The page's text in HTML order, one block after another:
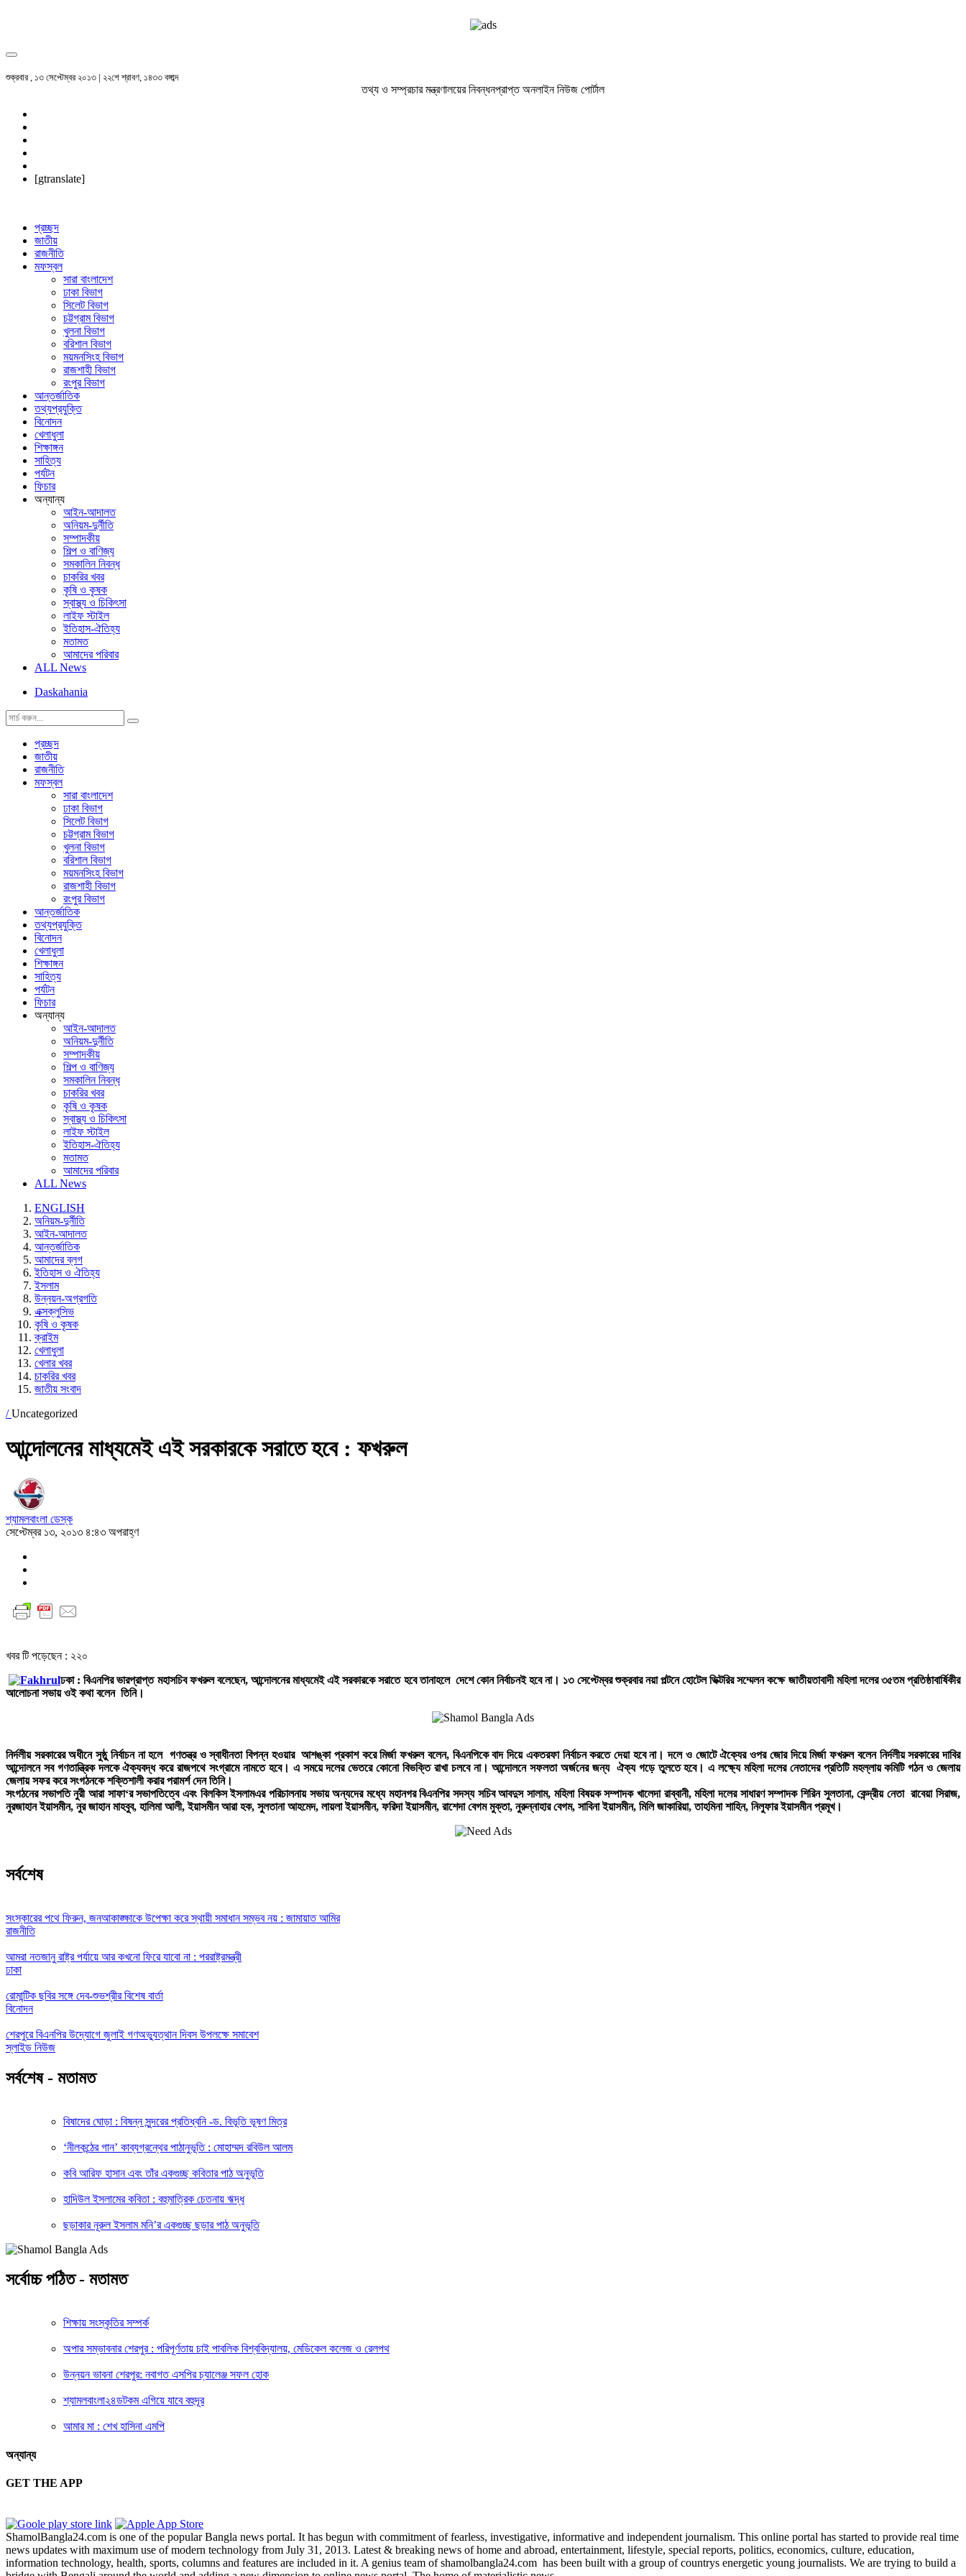
শুক্রবার , ১৩ সেপ্টেম্বর ২০১৩ | ২২শে শ্রাবণ, ১৪৩৩ বঙ্গাব্দ
তথ্য ও সম্প্রচার মন্ত্রণালয়ের নিবন্ধনপ্রাপ্ত অনলাইন নিউজ পোর্টাল
[gtranslate]
প্রচ্ছদ
জাতীয়
রাজনীতি
মফস্বল
সারা বাংলাদেশ
ঢাকা বিভাগ
সিলেট বিভাগ
চট্টগ্রাম বিভাগ
খুলনা বিভাগ
বরিশাল বিভাগ
ময়মনসিংহ বিভাগ
রাজশাহী বিভাগ
রংপুর বিভাগ
আন্তর্জাতিক
তথ্যপ্রযুক্তি
বিনোদন
খেলাধুলা
শিক্ষাঙ্গন
সাহিত্য
পর্যটন
ফিচার
অন্যান্য
আইন-আদালত
অনিয়ম-দুর্নীতি
সম্পাদকীয়
শিল্প ও বাণিজ্য
সমকালিন নিবন্ধ
চাকরির খবর
কৃষি ও কৃষক
স্বাস্থ্য ও চিকিৎসা
লাইফ স্টাইল
ইতিহাস-ঐতিহ্য
মতামত
আমাদের পরিবার
ALL News
Daskahania
প্রচ্ছদ
জাতীয়
রাজনীতি
মফস্বল
সারা বাংলাদেশ
ঢাকা বিভাগ
সিলেট বিভাগ
চট্টগ্রাম বিভাগ
খুলনা বিভাগ
বরিশাল বিভাগ
ময়মনসিংহ বিভাগ
রাজশাহী বিভাগ
রংপুর বিভাগ
আন্তর্জাতিক
তথ্যপ্রযুক্তি
বিনোদন
খেলাধুলা
শিক্ষাঙ্গন
সাহিত্য
পর্যটন
ফিচার
অন্যান্য
আইন-আদালত
অনিয়ম-দুর্নীতি
সম্পাদকীয়
শিল্প ও বাণিজ্য
সমকালিন নিবন্ধ
চাকরির খবর
কৃষি ও কৃষক
স্বাস্থ্য ও চিকিৎসা
লাইফ স্টাইল
ইতিহাস-ঐতিহ্য
মতামত
আমাদের পরিবার
ALL News
ENGLISH
অনিয়ম-দুর্নীতি
আইন-আদালত
আন্তর্জাতিক
আমাদের ব্লগ
ইতিহাস ও ঐতিহ্য
ইসলাম
উন্নয়ন-অগ্রগতি
এক্সক্লুসিভ
কৃষি ও কৃষক
ক্রাইম
খেলাধুলা
খেলার খবর
চাকরির খবর
জাতীয় সংবাদ
/Uncategorized
আন্দোলনের মাধ্যমেই এই সরকারকে সরাতে হবে : ফখরুল
শ্যামলবাংলা ডেস্ক
সেপ্টেম্বর ১৩, ২০১৩ ৪:৪৩ অপরাহ্ণ
খবর টি পড়েছেন : ২২০
ঢকা : বিএনপির ভারপ্রাপ্ত মহাসচিব ফখরুল বলেছেন, আন্দোলনের মাধ্যমেই এই সরকারকে সরাতে হবে তানাহলে দেশে কোন নির্বাচনই হবে না। ১৩ সেপ্টেম্বর শুক্রবার নয়া পল্টনে হোটেল ভিক্টরির সম্মেলন কক্ষে জাতীয়তাবাদী মহিলা দলের ৩৫তম প্রতিষ্ঠাবার্ষিকীর
আলোচনা সভায় ওই কথা বলেন তিনি।
নির্দলীয় সরকারের অধীনে সুষ্ঠু নির্বাচন না হলে গণতন্ত্র ও স্বাধীনতা বিপন্ন হওয়ার আশঙ্কা প্রকাশ করে মির্জা ফখরুল বলেন, বিএনপিকে বাদ দিয়ে একতরফা নির্বাচন করতে দেয়া হবে না। দলে ও জোটে ঐক্যের ওপর জোর দিয়ে মির্জা ফখরুল বলেন নির্দলীয় সরকারের দাবির
আন্দোলনে সব গণতান্ত্রিক দলকে ঐক্যবদ্ধ করে রাজপথে সংগ্রামে নামতে হবে। এ সময়ে দলের ভেতরে কোনো বিভক্তি রাখা চলবে না। আন্দোলনে সফলতা অর্জনের জন্য ঐক্য গড়ে তুলতে হবে। এ লক্ষ্যে মহিলা দলের নেতাদের প্রতিটি মহল্লায় কমিটি গঠন ও জেলায়
জেলায় সফর করে সংগঠনকে শক্তিশালী করার পরামর্শ দেন তিনি।
সংগঠনের সভাপতি নুরী আরা সাফা‘র সভাপতিত্বে এবং বিলকিস ইসলামএর পরিচালনায় সভায় অন্যদের মধ্যে মহানগর বিএনপির সদস্য সচিব আবদুস সালাম, মহিলা বিষয়ক সম্পাদক খালেদা রাব্বানী, মহিলা দলের সাধারণ সম্পাদক শিরিন সুলতানা, কেন্দ্রীয় নেতা রাবেয়া সিরাজ,
নুরজাহান ইয়াসমীন, নুর জাহান মাহবুব, হালিমা আলী, ইয়াসমীন আরা হক, সুলতানা আহমেদ, লায়লা ইয়াসমীন, ফরিদা ইয়াসমীন, রাশেদা বেগম মুক্তা, নুরুন্নাহার বেগম, সাবিনা ইয়াসমীন, মিলি জাকারিয়া, তাহমিনা শাহিন, নিলুফার ইয়াসমীন প্রমূখ।
সর্বশেষ
সংস্কারের পথে ফিরুন, জনআকাঙ্ক্ষাকে উপেক্ষা করে স্থায়ী সমাধান সম্ভব নয় : জামায়াত আমির
রাজনীতি
আমরা নতজানু রাষ্ট্র পর্যায়ে আর কখনো ফিরে যাবো না : পররাষ্ট্রমন্ত্রী
ঢাকা
রোমান্টিক ছবির সঙ্গে দেব-শুভশ্রীর বিশেষ বার্তা
বিনোদন
শেরপুরে বিএনপির উদ্যোগে জুলাই গণঅভ্যুত্থান দিবস উপলক্ষে সমাবেশ
স্লাইড নিউজ
সর্বশেষ - মতামত
বিষাদের ঘোড়া : বিষন্ন সুন্দরের প্রতিধ্বনি -ড. বিভূতি ভূষণ মিত্র
‘নীলকন্ঠের গান’ কাব্যগ্রন্থের পাঠানুভূতি : মোহাম্মদ রবিউল আলম
কবি আরিফ হাসান এবং তাঁর একগুচ্ছ কবিতার পাঠ অনুভূতি
হাদিউল ইসলামের কবিতা : বহুমাত্রিক চেতনায় ঋদ্ধ
ছড়াকার নূরুল ইসলাম মনি’র একগুচ্ছ ছড়ার পাঠ অনুভূতি
সর্বোচ্চ পঠিত - মতামত
শিক্ষায় সংস্কৃতির সম্পর্ক
অপার সম্ভাবনার শেরপুর : পরিপূর্ণতায় চাই পাবলিক বিশ্ববিদ্যালয়, মেডিকেল কলেজ ও রেলপথ
উন্নয়ন ভাবনা শেরপুর: নবাগত এসপির চ্যালেঞ্জ সফল হোক
শ্যামলবাংলা২৪ডটকম এগিয়ে যাবে বহুদূর
আমার মা : শেখ হাসিনা এমপি
অন্যান্য
GET THE APP
ShamolBangla24.com is one of the popular Bangla news portal. It has begun with commitment of fearless, investigative, informative and independent journalism. This online portal has started to provide real time
news updates with maximum use of modern technology from July 31, 2013. Latest & breaking news of home and abroad, entertainment, lifestyle, special reports, politics, economics, culture, education,
information technology, health, sports, columns and features are included in it. A genius team of shamolbangla24.com has been built with a group of countrys energetic young journalists. We are trying to build a